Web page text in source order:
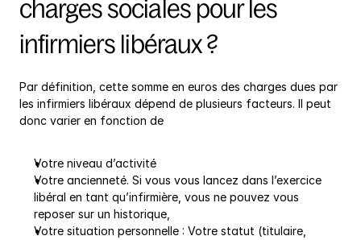
charges sociales pour les
infirmiers libéraux ?
Par définition, cette somme en euros des charges dues par
les infirmiers libéraux dépend de plusieurs facteurs. Il peut
donc varier en fonction de
Votre niveau d’activité
Votre ancienneté. Si vous vous lancez dans l’exercice
libéral en tant qu’infirmière, vous ne pouvez vous
reposer sur un historique,
Votre situation personnelle : Votre statut (titulaire,